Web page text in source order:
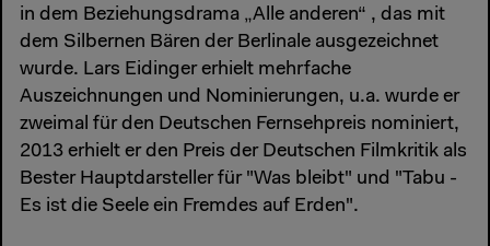
in dem Beziehungsdrama „Alle anderen“ , das mit
dem Silbernen Bären der Berlinale ausgezeichnet
wurde. Lars Eidinger erhielt mehrfache
Auszeichnungen und Nominierungen, u.a. wurde er
zweimal für den Deutschen Fernsehpreis nominiert,
2013 erhielt er den Preis der Deutschen Filmkritik als
Bester Hauptdarsteller für "Was bleibt" und "Tabu -
Es ist die Seele ein Fremdes auf Erden".